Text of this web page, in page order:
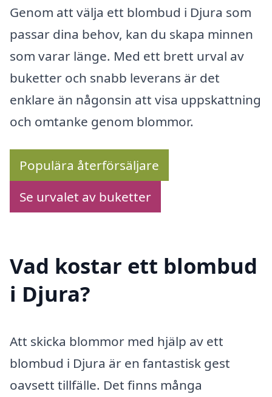
Genom att välja ett blombud i Djura som
passar dina behov, kan du skapa minnen
som varar länge. Med ett brett urval av
buketter och snabb leverans är det
enklare än någonsin att visa uppskattning
och omtanke genom blommor.
Populära återförsäljare
Se urvalet av buketter
Vad kostar ett blombud
i Djura?
Att skicka blommor med hjälp av ett
blombud i Djura är en fantastisk gest
oavsett tillfälle. Det finns många